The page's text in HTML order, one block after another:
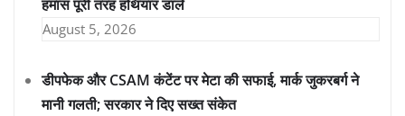
हमास पूरी तरह हथियार डाले
August 5, 2026
डीपफेक और CSAM कंटेंट पर मेटा की सफाई, मार्क जुकरबर्ग ने
मानी गलती; सरकार ने दिए सख्त संकेत